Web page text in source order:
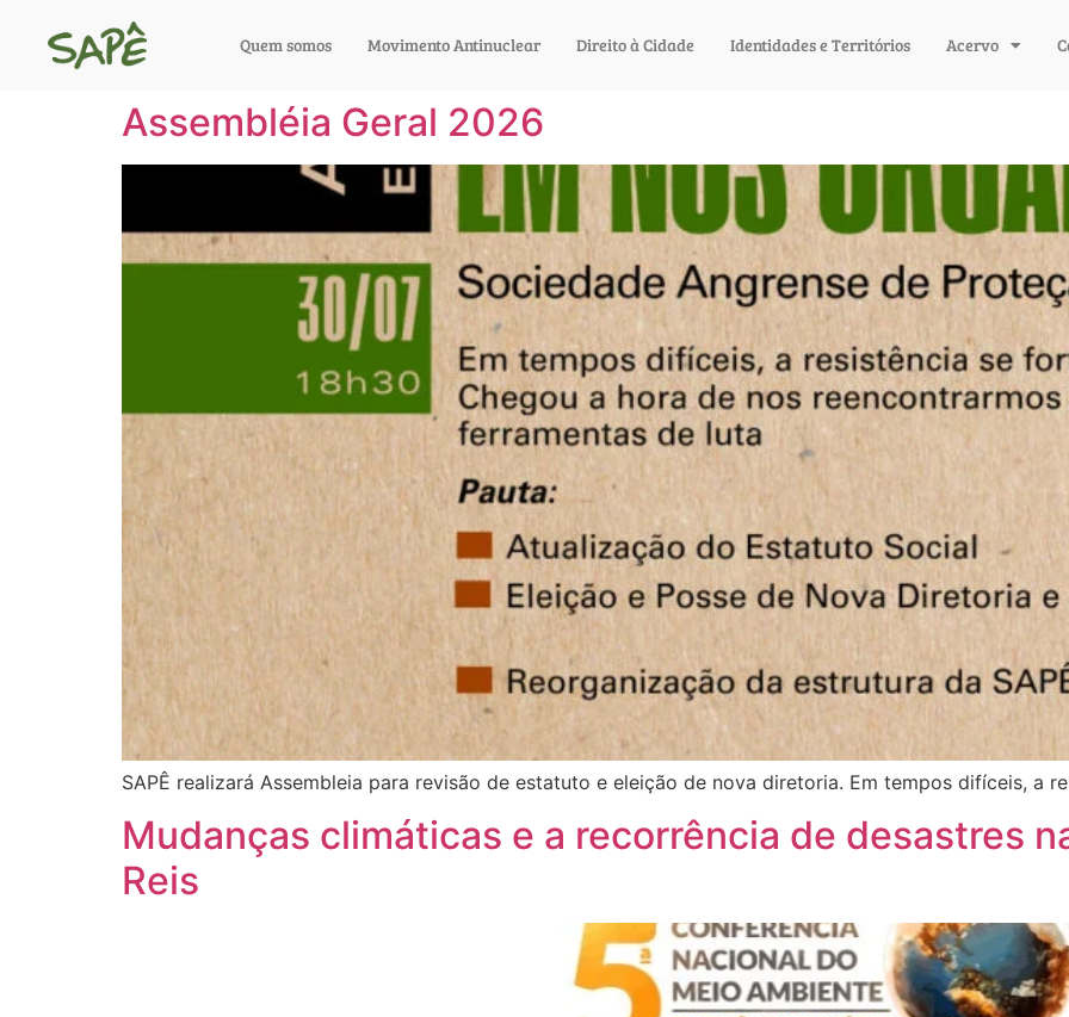
Quem somos Movimento Antinuclear Direito à Cidade Identidades e Territórios Acervo
Assembléia Geral 2026
SAPÊ realizará Assembleia para revisão de estatuto e eleição de nova diretoria. Em tempos difíceis, a
Mudanças climáticas e a recorrência de desastres
Reis